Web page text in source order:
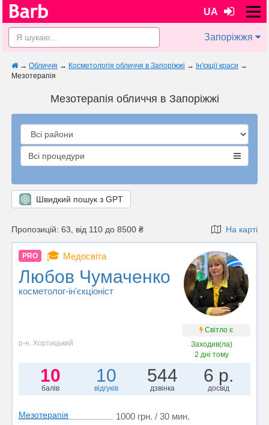
UA
Запоріжжя
→ Обличчя → Косметологія обличчя в Запоріжжі → Ін'єкції краси →
Мезотерапія
Мезотерапія обличчя в Запоріжжі
Всі процедури
Швидкий пошук з GPT
Пропозицій: 63, від 110 до 8500 ₴ На карті
PRO 🎓 Медосвіта
Любов Чумаченко
косметолог-ін'єкціоніст
Світло є
р-н. Хортицький
Заходив(ла)
2 дні тому
10
балів
10
відгуків
544
дзвінка
6 р.
досвід
Мезотерапія
1000 грн. / 30 мин.